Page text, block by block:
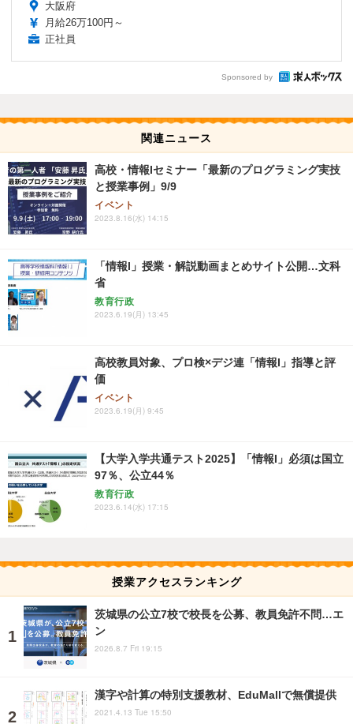
大阪府
月給26万100円～
正社員
Sponsored by
関連ニュース
高校・情報Iセミナー「最新のプログラミング実技
と授業事例」9/9
イベント
2023.8.16(水) 14:15
「情報I」授業・解説動画まとめサイト公開…文科
省
教育行政
2023.6.19(月) 13:45
高校教員対象、プロ検×デジ連「情報I」指導と評
価
イベント
2023.6.19(月) 9:45
【大学入学共通テスト2025】「情報I」必須は国立
97％、公立44％
教育行政
2023.6.14(水) 17:15
授業アクセスランキング
茨城県の公立7校で校長を公募、教員免許不問…エ
ン
2026.8.7 Fri 19:15
漢字や計算の特別支援教材、EduMallで無償提供
2021.4.13 Tue 15:50